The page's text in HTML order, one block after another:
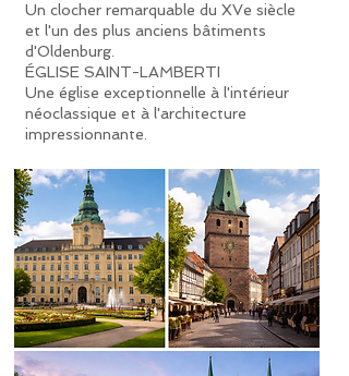
Un clocher remarquable du XVe siècle
et l'un des plus anciens bâtiments
d'Oldenburg.
ÉGLISE SAINT-LAMBERTI
Une église exceptionnelle à l'intérieur
néoclassique et à l'architecture
impressionnante.